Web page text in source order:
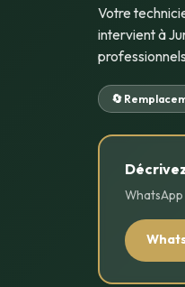
Votre
intervient à
🔄